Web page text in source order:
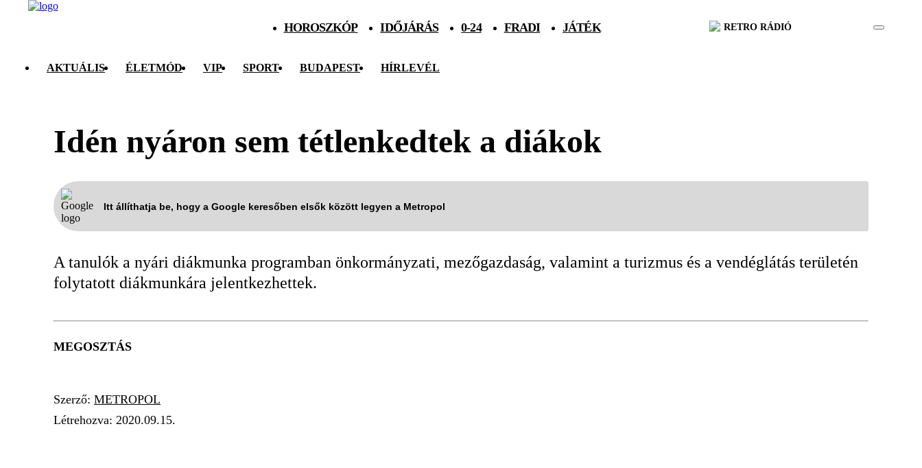
HOROSZKÓP IDŐJÁRÁS 0-24 FRADI JÁTÉK RETRO RÁDIÓ
AKTUÁLIS ÉLETMÓD VIP SPORT BUDAPEST HÍRLEVÉL
Idén nyáron sem tétlenkedtek a diákok
Itt állíthatja be, hogy a Google keresőben elsők között legyen a Metropol
A tanulók a nyári diákmunka programban önkormányzati, mezőgazdaság, valamint a turizmus és a vendéglátás területén
folytatott diákmunkára jelentkezhettek.
MEGOSZTÁS
Szerző: METROPOL
Létrehozva: 2020.09.15.